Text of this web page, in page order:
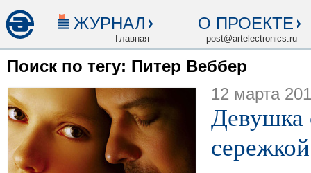
ЖУРНАЛ
Главная
О ПРОЕКТЕ
post@artelectronics.ru
Поиск по тегу: Питер Веббер
12 марта
сережкой